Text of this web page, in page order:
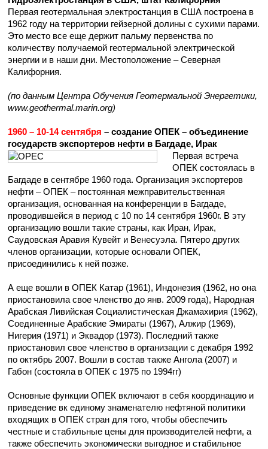
Первая геотермальная электростанция в США построена в
1962 году на территории гейзерной долины с сухими парами.
Это место все еще держит пальму первенства по
количеству получаемой геотермальной электрической
энергии и в наши дни. Местоположение – Северная
Калифорния.
(по данным Центра Обучения Геотермальной Энергетики,
www.geothermal.marin.org)
1960 – 10-14 сентября – создание ОПЕК – объединение
государств экспортеров нефти в Багдаде, Ирак
Первая встреча
ОПЕК состоялась в
Багдаде в сентябре 1960 года. Организация экспортеров
нефти – ОПЕК – постоянная межправительственная
организация, основанная на конференции в Багдаде,
проводившейся в период с 10 по 14 сентября 1960г. В эту
организацию вошли такие страны, как Иран, Ирак,
Саудовская Аравия Кувейт и Венесуэла. Пятеро других
членов организации, которые основали ОПЕК,
присоединились к ней позже.
А еще вошли в ОПЕК Катар (1961), Индонезия (1962, но она
приостановила свое членство до янв. 2009 года), Народная
Арабская Ливийская Социалистическая Джамахирия (1962),
Соединенные Арабские Эмираты (1967), Алжир (1969),
Нигерия (1971) и Эквадор (1973). Последний также
приостановил свое членство в организации с декабря 1992
по октябрь 2007. Вошли в состав также Ангола (2007) и
Габон (состояла в ОПЕК с 1975 по 1994гг)
Основные функции ОПЕК включают в себя координацию и
приведение вк единому знаменателю нефтяной политики
входящих в ОПЕК стран для того, чтобы обеспечить
честные и стабильные цены для производителей нефти, а
также обеспечить экономически выгодное и стабильное